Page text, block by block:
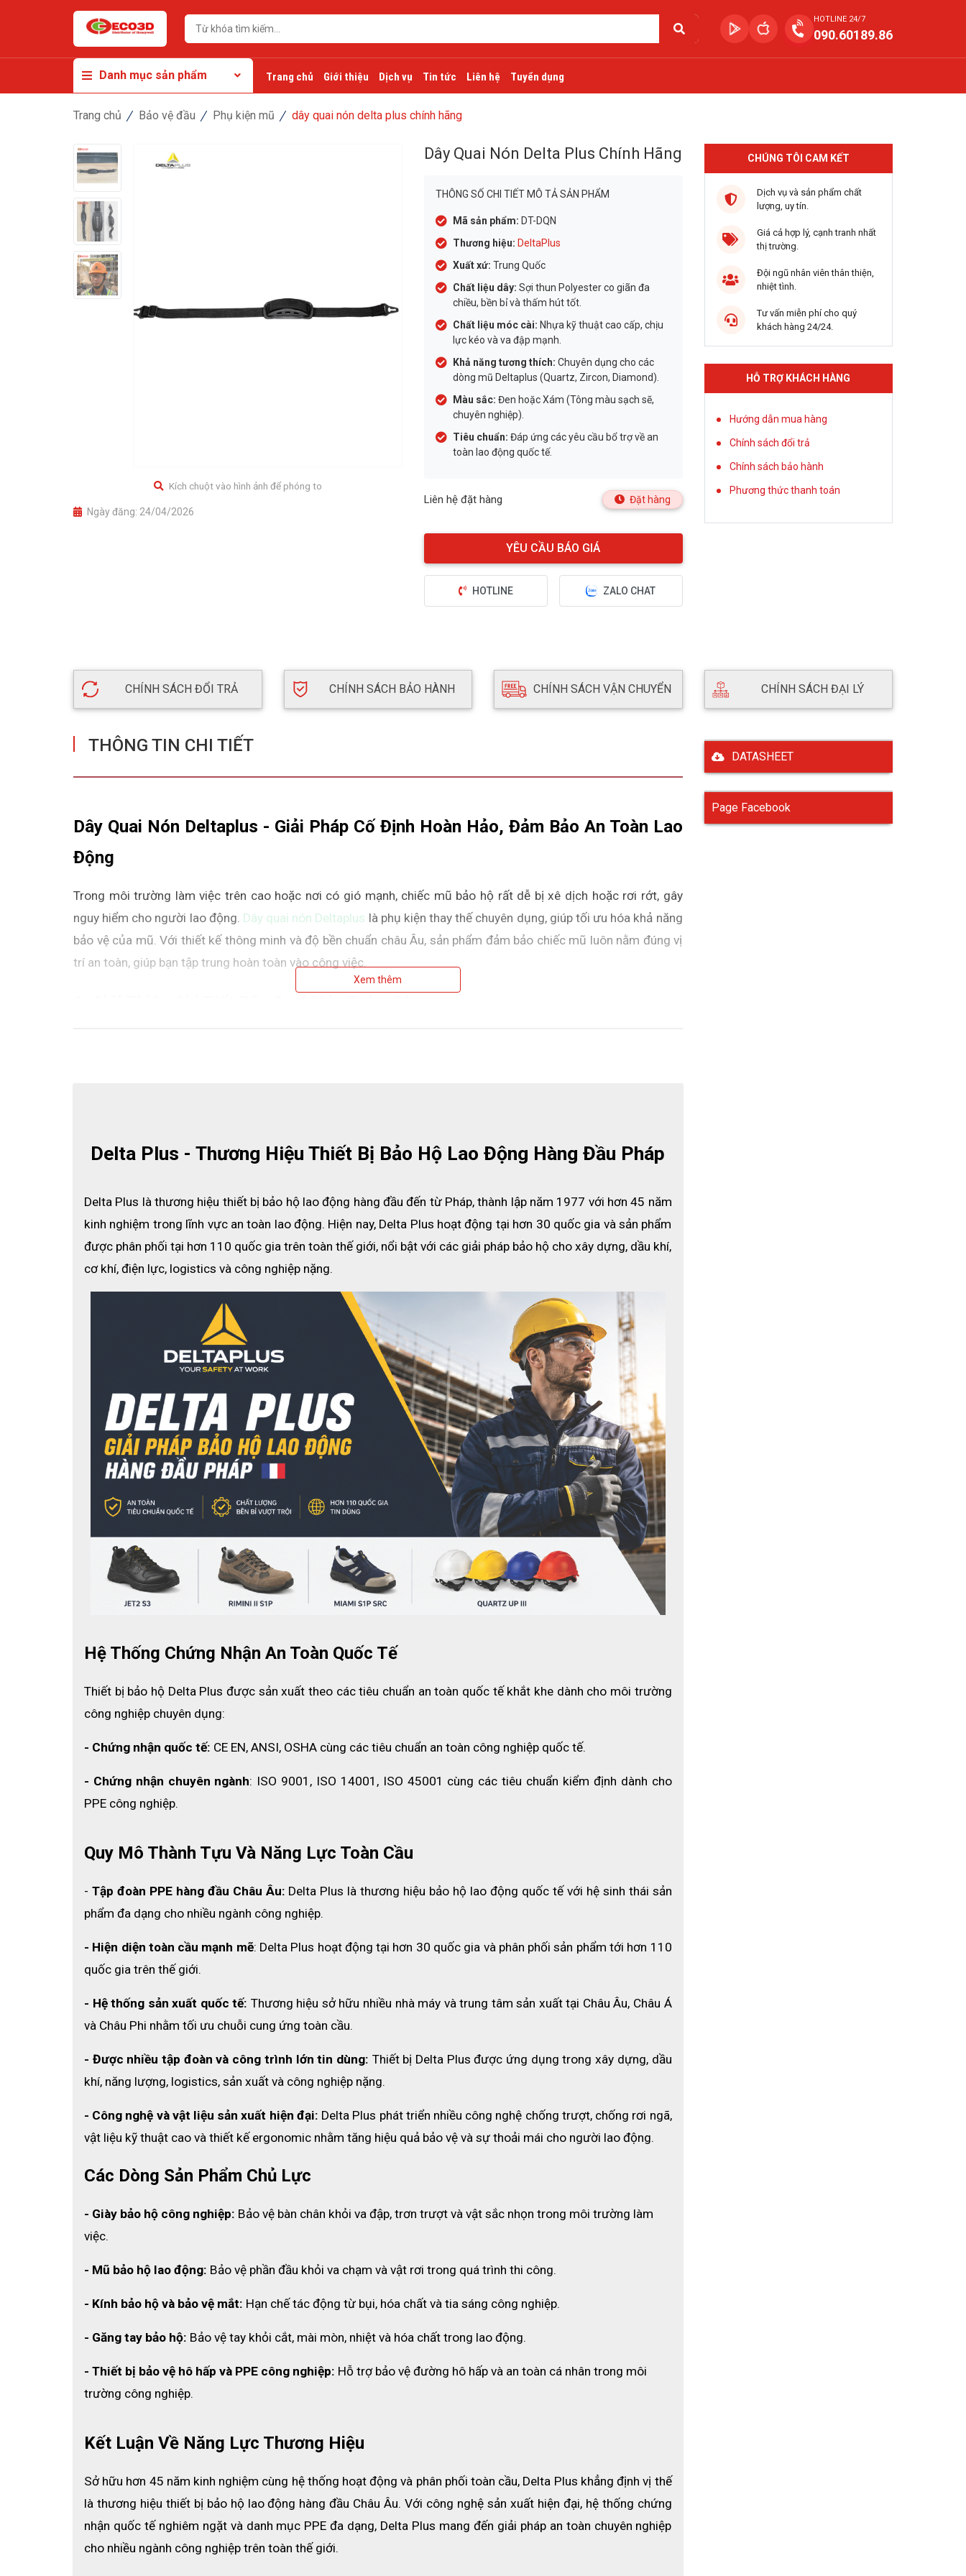
HOTLINE 24/7
090.60189.86
Danh mục sản phẩm Trang chủ Giới thiệu Dịch vụ Tin tức Liên hệ Tuyển dụng
Trang chủ Bảo vệ đầu Phụ kiện mũ dây quai nón delta plus chính hãng
Kích chuột vào hình ảnh để phóng to
Ngày đăng: 24/04/2026
Dây Quai Nón Delta Plus Chính Hãng
THÔNG SỐ CHI TIẾT MÔ TẢ SẢN PHẨM
Mã sản phẩm: DT-DQN
Thương hiệu: DeltaPlus
Xuất xứ: Trung Quốc
Chất liệu dây: Sợi thun Polyester co giãn đa
chiều, bền bỉ và thấm hút tốt.
Chất liệu móc cài: Nhựa kỹ thuật cao cấp, chịu
lực kéo và va đập mạnh.
Khả năng tương thích: Chuyên dụng cho các
dòng mũ Deltaplus (Quartz, Zircon, Diamond).
Màu sắc: Đen hoặc Xám (Tông màu sạch sẽ,
chuyên nghiệp).
Tiêu chuẩn: Đáp ứng các yêu cầu bổ trợ về an
toàn lao động quốc tế.
Liên hệ đặt hàng Đặt hàng
HOTLINE ZALO CHAT
CHÚNG TÔI CAM KẾT
Dịch vụ và sản phẩm chất
lượng, uy tín.
Giá cả hợp lý, cạnh tranh nhất
thị trường.
Đội ngũ nhân viên thân thiện,
nhiệt tình.
Tư vấn miễn phí cho quý
khách hàng 24/24.
HỖ TRỢ KHÁCH HÀNG
Hướng dẫn mua hàng
Chính sách đổi trả
Chính sách bảo hành
Phương thức thanh toán
CHÍNH SÁCH ĐỔI TRẢ CHÍNH SÁCH BẢO HÀNH CHÍNH SÁCH VẬN CHUYỂN CHÍNH SÁCH ĐẠI LÝ
THÔNG TIN CHI TIẾT
Dây Quai Nón Deltaplus - Giải Pháp Cố Định Hoàn Hảo, Đảm Bảo An Toàn Lao
Động
Trong môi trường làm việc trên cao hoặc nơi có gió mạnh, chiếc mũ bảo hộ rất dễ bị xê dịch hoặc rơi rớt, gây
nguy hiểm cho người lao động. Dây quai nón Deltaplus là phụ kiện thay thế chuyên dụng, giúp tối ưu hóa khả năng
bảo vệ của mũ. Với thiết kế thông minh và độ bền chuẩn châu Âu, sản phẩm đảm bảo chiếc mũ luôn nằm đúng vị
trí an toàn, giúp bạn tập trung hoàn toàn vào công việc.
Sự khác biệt của dây quai nón Deltaplus
nằm ở chất liệu sợi tổng hợp cao cấp có độ đàn hồi cực tốt. Khác với các
loại dây quai thô cứng thông thường, sản phẩm này chú trọng vào sự êm ái khi tiếp xúc với da mặt. Hệ thống móc
cài được thiết kế đồng bộ với các dòng mũ bảo hộ cùng thương hiệu, tạo nên một kết cấu vững chắc, chịu được
lực giằng kéo mạnh mà vẫn giữ được sự linh hoạt cần thiết.
2. Thông Số Kỹ Thuật Chi Tiết
Dưới đây là các thông số kỹ thuật tiêu chuẩn của sản phẩm:
– Khả năng tương thích:
– Màu sắc: Đen hoặc Xám (Tông màu sạch sẽ, chuyên nghiệp).
– Tiêu chuẩn: Đáp ứng các yêu cầu bổ trợ về an toàn lao động quốc tế.
3. Những Ưu Điểm Nổi Bật Của Dây Quai Nón Delta Plus
Xem thêm
Delta Plus - Thương Hiệu Thiết Bị Bảo Hộ Lao Động Hàng Đầu Pháp
Delta Plus là thương hiệu thiết bị bảo hộ lao động hàng đầu đến từ Pháp, thành lập năm 1977 với hơn 45 năm
kinh nghiệm trong lĩnh vực an toàn lao động. Hiện nay, Delta Plus hoạt động tại hơn 30 quốc gia và sản phẩm
được phân phối tại hơn 110 quốc gia trên toàn thế giới, nổi bật với các giải pháp bảo hộ cho xây dựng, dầu khí,
cơ khí, điện lực, logistics và công nghiệp nặng.
Hệ Thống Chứng Nhận An Toàn Quốc Tế
Thiết bị bảo hộ Delta Plus được sản xuất theo các tiêu chuẩn an toàn quốc tế khắt khe dành cho môi trường
công nghiệp chuyên dụng:
- Chứng nhận quốc tế: CE EN, ANSI, OSHA cùng các tiêu chuẩn an toàn công nghiệp quốc tế.
- Chứng nhận chuyên ngành: ISO 9001, ISO 14001, ISO 45001 cùng các tiêu chuẩn kiểm định dành cho
PPE công nghiệp.
Quy Mô Thành Tựu Và Năng Lực Toàn Cầu
- Tập đoàn PPE hàng đầu Châu Âu: Delta Plus là thương hiệu bảo hộ lao động quốc tế với hệ sinh thái sản
phẩm đa dạng cho nhiều ngành công nghiệp.
- Hiện diện toàn cầu mạnh mẽ: Delta Plus hoạt động tại hơn 30 quốc gia và phân phối sản phẩm tới hơn 110
quốc gia trên thế giới.
- Hệ thống sản xuất quốc tế: Thương hiệu sở hữu nhiều nhà máy và trung tâm sản xuất tại Châu Âu, Châu Á
và Châu Phi nhằm tối ưu chuỗi cung ứng toàn cầu.
- Được nhiều tập đoàn và công trình lớn tin dùng: Thiết bị Delta Plus được ứng dụng trong xây dựng, dầu
khí, năng lượng, logistics, sản xuất và công nghiệp nặng.
- Công nghệ và vật liệu sản xuất hiện đại: Delta Plus phát triển nhiều công nghệ chống trượt, chống rơi ngã,
vật liệu kỹ thuật cao và thiết kế ergonomic nhằm tăng hiệu quả bảo vệ và sự thoải mái cho người lao động.
Các Dòng Sản Phẩm Chủ Lực
- Giày bảo hộ công nghiệp: Bảo vệ bàn chân khỏi va đập, trơn trượt và vật sắc nhọn trong môi trường làm
việc.
- Mũ bảo hộ lao động: Bảo vệ phần đầu khỏi va chạm và vật rơi trong quá trình thi công.
- Kính bảo hộ và bảo vệ mắt: Hạn chế tác động từ bụi, hóa chất và tia sáng công nghiệp.
- Găng tay bảo hộ: Bảo vệ tay khỏi cắt, mài mòn, nhiệt và hóa chất trong lao động.
- Thiết bị bảo vệ hô hấp và PPE công nghiệp: Hỗ trợ bảo vệ đường hô hấp và an toàn cá nhân trong môi
trường công nghiệp.
Kết Luận Về Năng Lực Thương Hiệu
Sở hữu hơn 45 năm kinh nghiệm cùng hệ thống hoạt động và phân phối toàn cầu, Delta Plus khẳng định vị thế
là thương hiệu thiết bị bảo hộ lao động hàng đầu Châu Âu. Với công nghệ sản xuất hiện đại, hệ thống chứng
nhận quốc tế nghiêm ngặt và danh mục PPE đa dạng, Delta Plus mang đến giải pháp an toàn chuyên nghiệp
cho nhiều ngành công nghiệp trên toàn thế giới.
DATASHEET
Page Facebook